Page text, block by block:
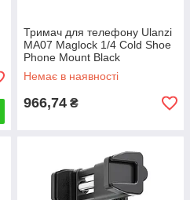
Тримач для телефону Ulanzi
MA07 Maglock 1/4 Cold Shoe
Phone Mount Black
Немає в наявності
966,74 ₴